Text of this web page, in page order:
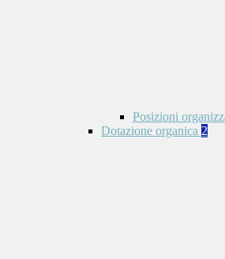
Posizioni
Dotazione organica 2